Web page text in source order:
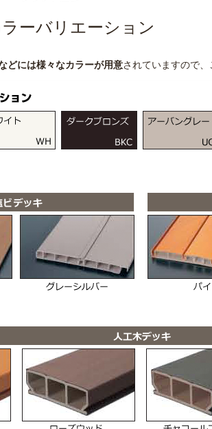
ーバリエーション
どには様々なカラーが用意されていますので、